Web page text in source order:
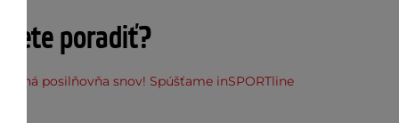
poradiť?
posilňovňa snov! Spúšťame inSPORTline